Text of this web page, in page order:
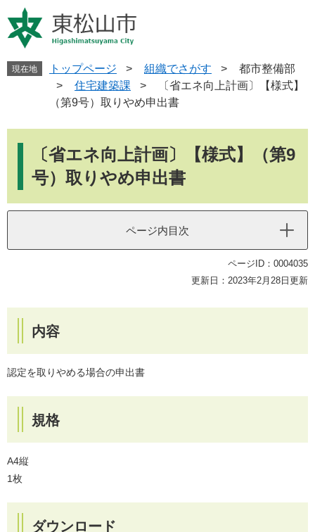
ー
ジ
ニ
ュ
現在地 トップページ > 組織でさがす >
都市整備部
>
住宅建築課 >
〔省エネ向上計画〕【様式】
（第9号）取りやめ申出書
〔省エネ向上計画〕【様式】（第9
号）取りやめ申出書
ページ内目次
ページID：0004035
更新日：2023年2月28日更新
内容
認定を取りやめる場合の申出書
規格
A4縦
1枚
ダウンロード